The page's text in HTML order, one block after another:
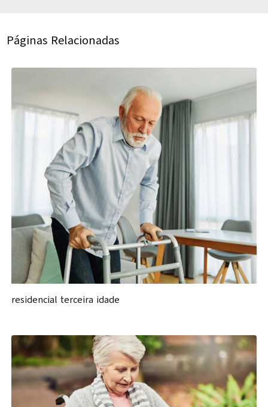
Páginas Relacionadas
residencial terceira idade